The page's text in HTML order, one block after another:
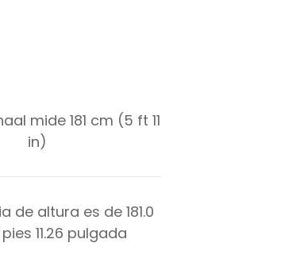
mide 181 cm (5 ft 11
in)
de altura es de181.0
pies 11.26 pulgada